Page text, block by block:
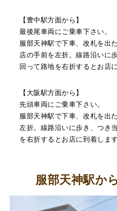
（豊中市西泉丘）初めて利用し
に査定をして頂き思いもよらな
正直他店の倍以上で驚きました
ます。
【豊中駅方面から】
最後尾車両にご乗車下さい。
服部天神駅で下車、改札を出
店の手前を左折。線路沿いに
回って路地を右折するとお店
【大阪駅方面から】
先頭車両にご乗車下さい。
服部天神駅で下車、改札を出
左折。線路沿いに歩き、つき
を右折するとお店に到着します
服部天神駅か